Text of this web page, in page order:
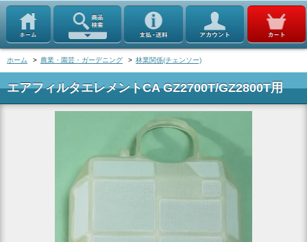
ホーム > 農業・園芸・ガーデニング > 林業関係(チェンソー)
エアフィルタエレメントCA GZ2700T/GZ2800T用